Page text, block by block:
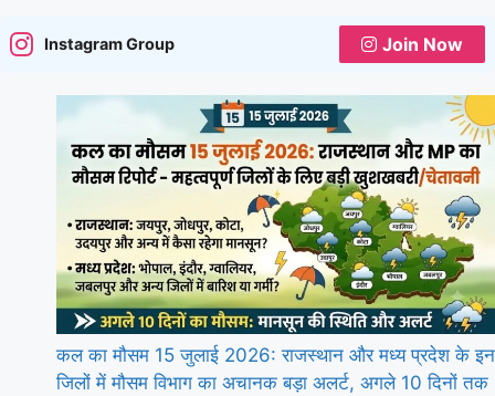
Instagram Group Join Now
कल का मौसम 15 जुलाई 2026: राजस्थान और मध्य प्रदेश के इन
जिलों में मौसम विभाग का अचानक बड़ा अलर्ट, अगले 10 दिनों तक